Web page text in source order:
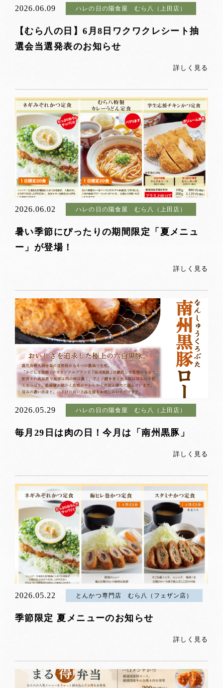
2026.06.09 ハレの日の陽食屋 むら八（上田店）
【むら八の日】6月8日ワクワクレシート抽
選会当選発表のお知らせ
詳しく見る
2026.06.02 ハレの日の陽食屋 むら八（上田店）
暑い季節にぴったりの期間限定「夏メニュ
ー」が登場！
詳しく見る
2026.05.29 ハレの日の陽食屋 むら八（上田店）
毎月29日は肉の日！今月は「南州黒豚」
詳しく見る
2026.05.22 とんかつ専門店 むら八（フェザン店）
季節限定 夏メニューのお知らせ
詳しく見る